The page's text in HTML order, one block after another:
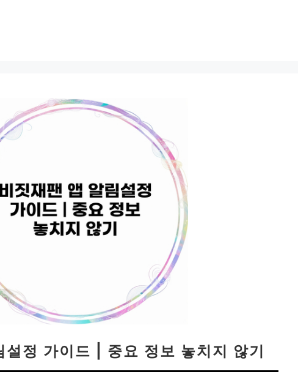
설정 가이드 | 중요 정보 놓치지 않기